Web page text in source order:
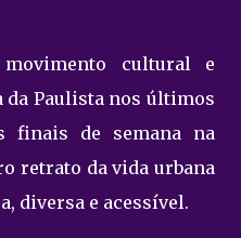
cultural e
da Paulista nos últimos
finais de semana na
retrato da vida urbana
diversa e acessível.